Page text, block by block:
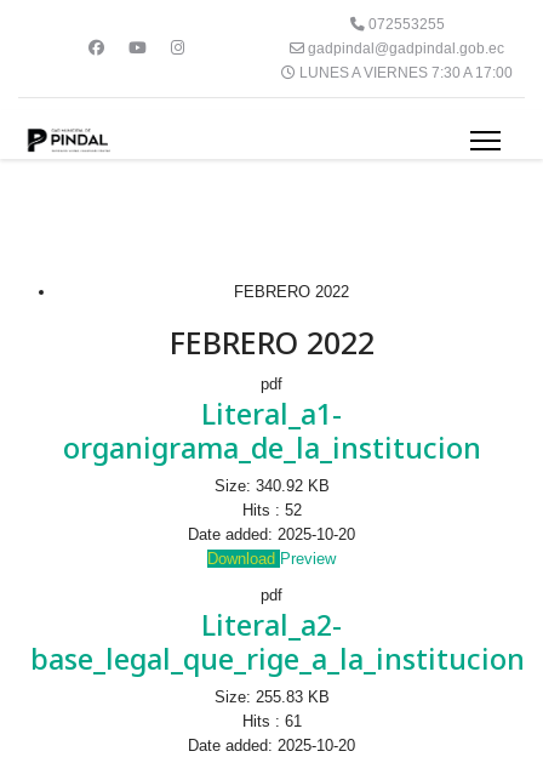
072553255
gadpindal@gadpindal.gob.ec
LUNES A VIERNES 7:30 A 17:00
FEBRERO 2022
FEBRERO 2022
pdf
Literal_a1-
organigrama_de_la_institucion
Size: 340.92 KB
Hits : 52
Date added: 2025-10-20
Download Preview
pdf
Literal_a2-
base_legal_que_rige_a_la_institucion
Size: 255.83 KB
Hits : 61
Date added: 2025-10-20